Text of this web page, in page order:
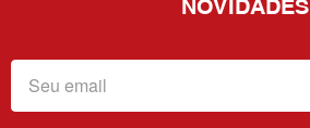
NOVIDADES